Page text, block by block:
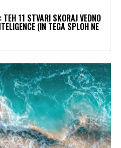
11 STVARI SKORAJ VEDNO
(IN TEGA SPLOH NE